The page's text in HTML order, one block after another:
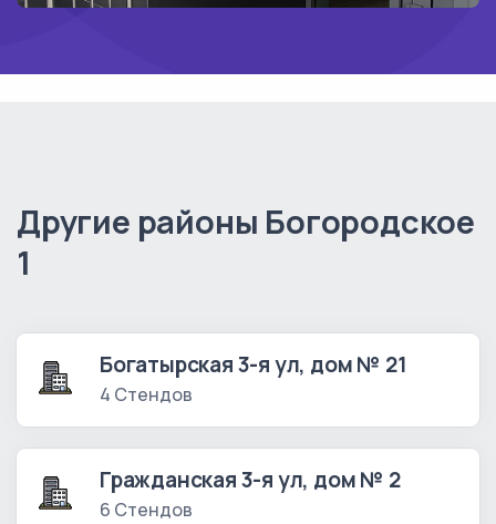
Другие районы Богородское
1
Богатырская 3-я ул, дом № 21
4 Стендов
Гражданская 3-я ул, дом № 2
6 Стендов